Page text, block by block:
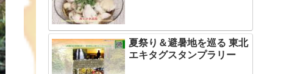
夏祭り＆避暑地を巡る 東北
エキタグスタンプラリー